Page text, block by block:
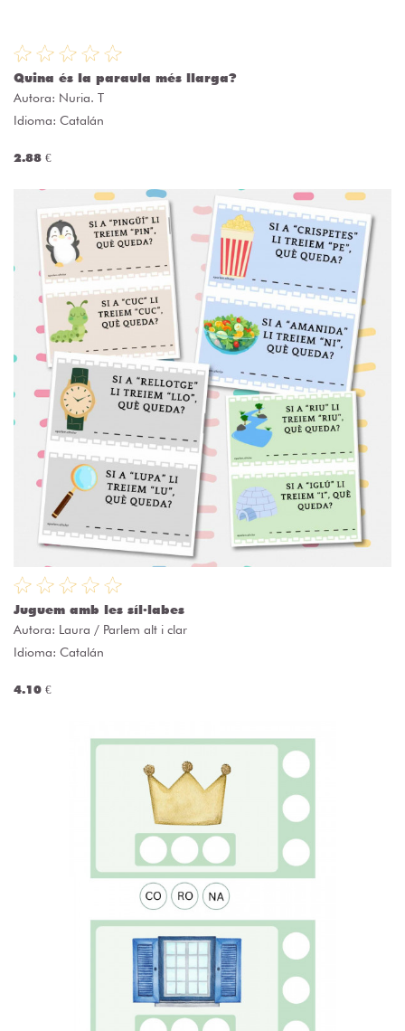
Quina és la paraula més llarga?
Autora: Nuria. T
Idioma: Catalán
2.88 €
Juguem amb les síl·labes
Autora: Laura / Parlem alt i clar
Idioma: Catalán
4.10 €